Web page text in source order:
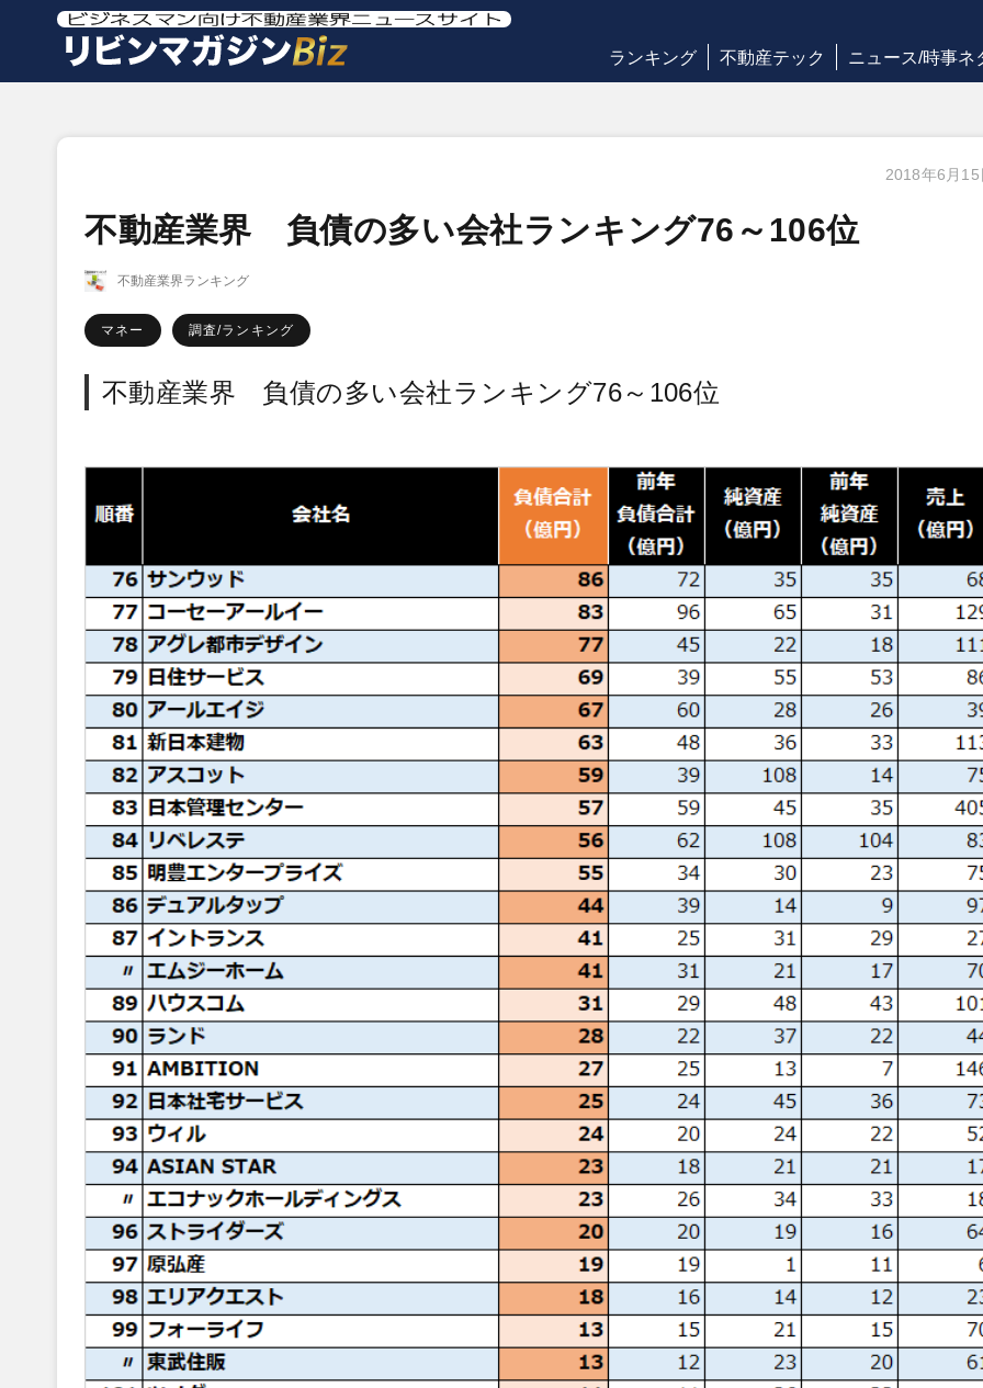
ランキング 不動産テック ニュース/時事ネ
2018年6月15
不動産業界 負債の多い会社ランキング76～106位
不動産業界ランキング
マネー 調査/ランキング
不動産業界 負債の多い会社ランキング76～106位